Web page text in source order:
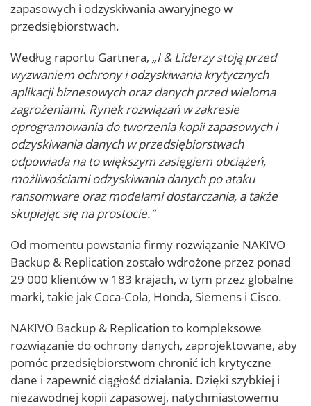
zapasowych i odzyskiwania awaryjnego w
przedsiębiorstwach.
Według raportu Gartnera, „I & Liderzy stoją przed
wyzwaniem ochrony i odzyskiwania krytycznych
aplikacji biznesowych oraz danych przed wieloma
zagrożeniami. Rynek rozwiązań w zakresie
oprogramowania do tworzenia kopii zapasowych i
odzyskiwania danych w przedsiębiorstwach
odpowiada na to większym zasięgiem obciążeń,
możliwościami odzyskiwania danych po ataku
ransomware oraz modelami dostarczania, a także
skupiając się na prostocie.”
Od momentu powstania firmy rozwiązanie NAKIVO
Backup & Replication zostało wdrożone przez ponad
29 000 klientów w 183 krajach, w tym przez globalne
marki, takie jak Coca-Cola, Honda, Siemens i Cisco.
NAKIVO Backup & Replication to kompleksowe
rozwiązanie do ochrony danych, zaprojektowane, aby
pomóc przedsiębiorstwom chronić ich krytyczne
dane i zapewnić ciągłość działania. Dzięki szybkiej i
niezawodnej kopii zapasowej, natychmiastowemu